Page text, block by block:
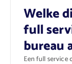
Welke
full
bureau
Een full service